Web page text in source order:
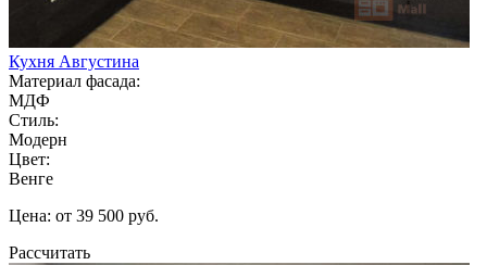
Кухня Августина
Материал фасада:
МДФ
Стиль:
Модерн
Цвет:
Венге
Цена: от 39 500 руб.
Рассчитать